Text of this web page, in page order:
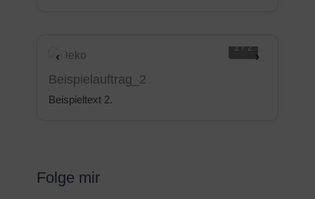
‹ ›
1 / 2
Beispielauftrag_2
Beispieltext 2.
Folge mir